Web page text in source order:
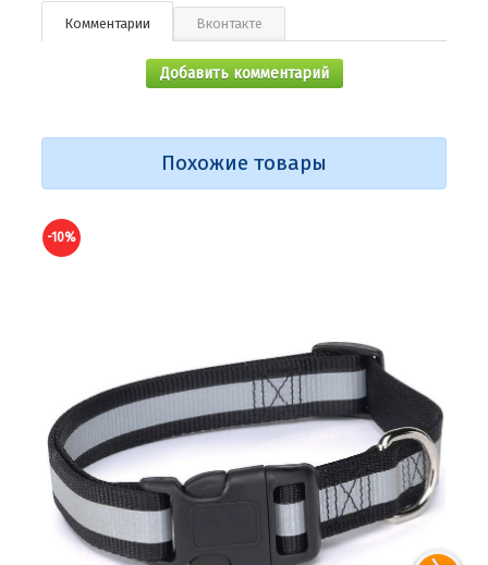
Комментарии Вконтакте
Добавить комментарий
Похожие товары
-10%